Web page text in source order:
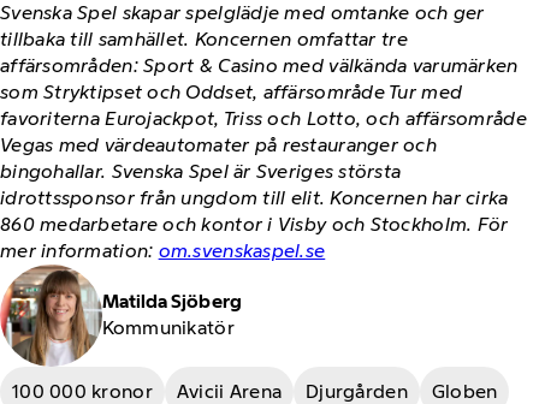
Svenska Spel skapar spelglädje med omtanke och ger
tillbaka till samhället. Koncernen omfattar tre
affärsområden: Sport & Casino med välkända varumärken
som Stryktipset och Oddset, affärsområde Tur med
favoriterna Eurojackpot, Triss och Lotto, och affärsområde
Vegas med värdeautomater på restauranger och
bingohallar. Svenska Spel är Sveriges största
idrottssponsor från ungdom till elit. Koncernen har cirka
860 medarbetare och kontor i Visby och Stockholm. För
mer information: om.svenskaspel.se
Kommunikatör
Matilda Sjöberg
100 000 kronor Avicii Arena Djurgården Globen